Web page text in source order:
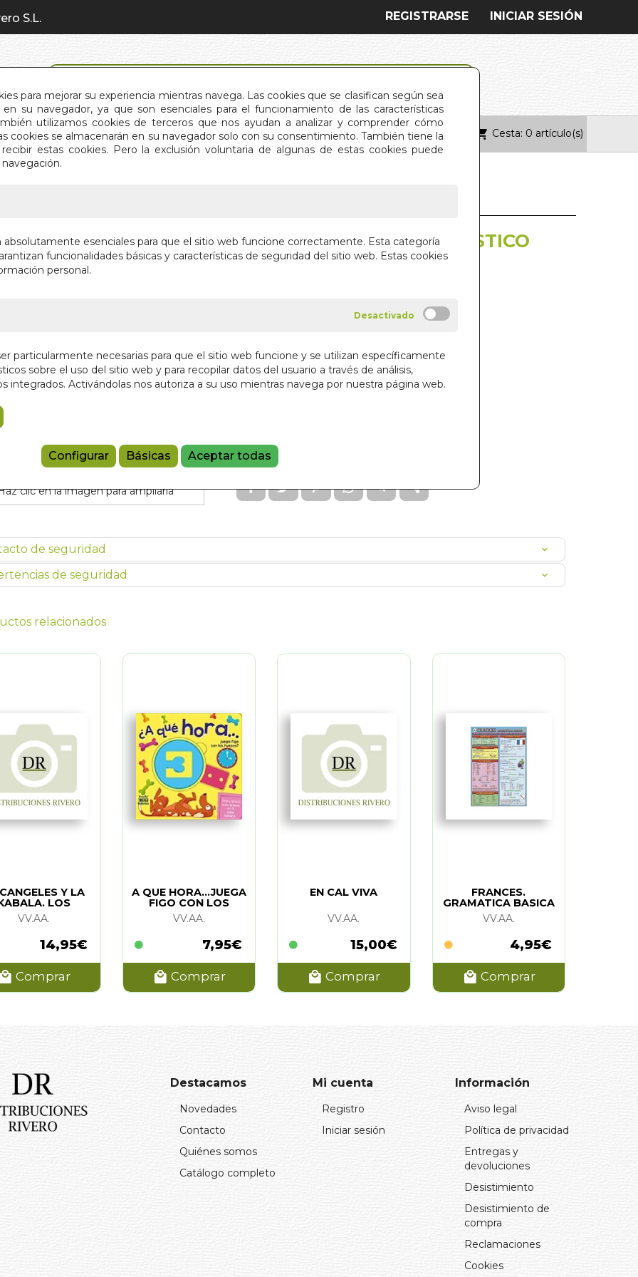
para mejorar su experiencia mientras navega. Las cookies que se clasifican según sea
su navegador, ya que son esenciales para el funcionamiento de las características
utilizamos cookies de terceros que nos ayudan a analizar y comprender cómo
cookies se almacenarán en su navegador solo con su consentimiento. También tiene la
estas cookies. Pero la exclusión voluntaria de algunas de estas cookies puede
absolutamente esenciales para que el sitio web funcione correctamente. Esta categoría
funcionalidades básicas y características de seguridad del sitio web. Estas cookies
personal.
particularmente necesarias para que el sitio web funcione y se utilizan específicamente
sobre el uso del sitio web y para recopilar datos del usuario a través de análisis,
integrados. Activándolas nos autoriza a su uso mientras navega por nuestra página web.
Configurar Básicas Aceptar todas
S.L. INICIAR SESIÓN
REGISTRARSE
INICIO QUIÉNES SOMOS CONTACTO Cesta: 0 artículo(s)
clic en la imagen para ampliarla
PLANO DE MALAGA TURISTICO
(INGLES)
3,50 €
9788494481369
de seguridad
de seguridad
relacionados
Y LA
LOS
(POSTER)
VV.AA.
14,95€
Comprar
A QUE HORA...JUEGA
FIGO CON LOS
HUESOS?
VV.AA.
7,95€
Comprar
EN CAL VIVA
VV.AA.
15,00€
Comprar
FRANCES.
GRAMATICA BASICA
(LAMINA)
VV.AA.
4,95€
Comprar
Destacamos
Novedades
Contacto
Quiénes somos
Catálogo completo
Mi cuenta
Registro
Iniciar sesión
Información
Aviso legal
Política de privacidad
Entregas y
devoluciones
Desistimiento
Desistimiento de
compra
Reclamaciones
Cookies